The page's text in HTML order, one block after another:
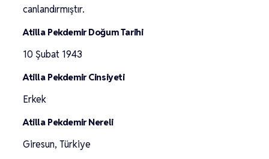
canlandırmıştır.
Atilla Pekdemir Doğum Tarihi
10 Şubat 1943
Atilla Pekdemir Cinsiyeti
Erkek
Atilla Pekdemir Nereli
Giresun, Türkiye